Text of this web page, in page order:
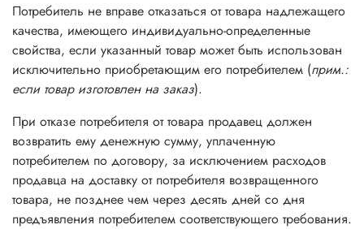
Потребитель не вправе отказаться от товара надлежащего
качества, имеющего индивидуально-определенные
свойства, если указанный товар может быть использован
исключительно приобретающим его потребителем (прим.:
если товар изготовлен на заказ).
При отказе потребителя от товара продавец должен
возвратить ему денежную сумму, уплаченную
потребителем по договору, за исключением расходов
продавца на доставку от потребителя возвращенного
товара, не позднее чем через десять дней со дня
предъявления потребителем соответствующего требования.